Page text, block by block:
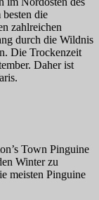
die
zahlreichen
durch die Wildnis
Die Trockenzeit
Daher ist
Town Pinguine
Winter zu
meisten Pinguine